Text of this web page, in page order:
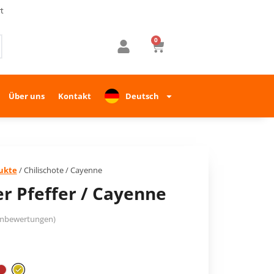
0
Über uns Kontakt Deutsch
/ Chilischote / Cayenne
Pfeffer / Cayenne